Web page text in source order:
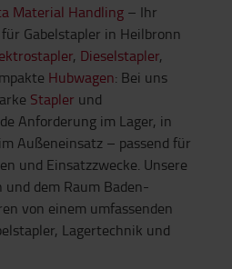
Material Handling – Ihr
Gabelstapler in Heilbronn
, Dieselstapler,
Hubwagen: Bei uns
Stapler und
Anforderung im Lager, in
Außeneinsatz – passend für
und Einsatzzwecke. Unsere
dem Raum Baden-
von einem umfassenden
Lagertechnik und